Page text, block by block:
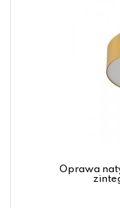
Oprawa